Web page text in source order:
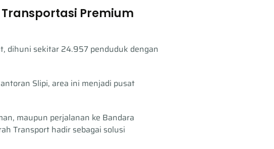
Premium
dihuni sekitar 24.957 penduduk dengan
Slipi, area ini menjadi pusat
maupun perjalanan ke Bandara
Transport hadir sebagai solusi